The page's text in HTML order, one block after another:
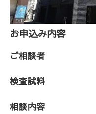
お申込み内容
ご相談者
検査試料
相談内容